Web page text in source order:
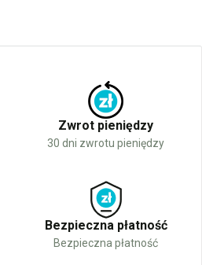
Zwrot pieniędzy
30 dni zwrotu pieniędzy
Bezpieczna płatność
Bezpieczna płatność